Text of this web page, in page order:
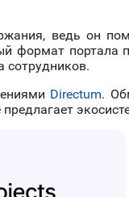
ведь он
формат портала
сотрудников.
Directum.